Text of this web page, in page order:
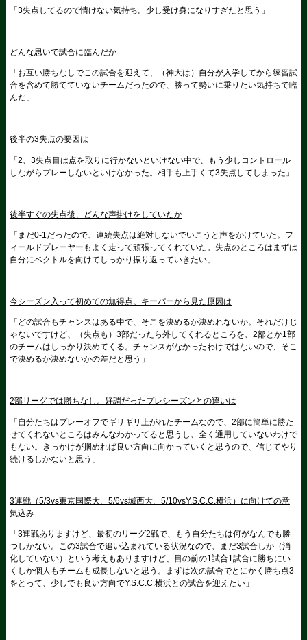
「3失点してるので情けない気持ち。少し受け身になりすぎたと思う」
どんな思いで試合に臨んだか
「お互い勝ちなしでこの試合を迎えて、（神大は）自分が入学してから練習試
合を含めて勝てていないチームだったので、勝って勢いに乗りたい気持ちで臨
んだ」
後半の3失点の要因は
「2、3失点目は点を取りに行かないといけない中で、もう少しコントロール
しながらプレーしないといけなかった。相手も上手くて3失点してしまった」
後半すぐの失点後、どんな声掛けをしていたか
「まだ0-1だったので、連続失点は絶対しないでいこうと声をかけていた。フ
ィールドプレーヤーもよく走って頑張ってくれていた。失点のところはまずは
自分にベクトルを向けてしっかり振り返っていきたい」
今シーズン入って初めての無得点。キーパーから見た原因は
「どの試合もチャンスはある中で、そこを決めるか決めれないか。それだけじ
ゃないですけど、（失点も）3部だったら外してくれるところを、2部とか1部
のチームはしっかり決めてくる。チャンスがなかったわけではないので、そこ
で決めるか決めないかの差だと思う」
2部リーグでは勝ちなし。好調だったプレシーズンとの違いは
「自分たちはプレーオフでギリギリ上がれたチームなので、2部に簡単に勝た
せてくれないところはみんなわかってると思うし、全く通用していないわけで
もない。きっかけが掴めれば良い方向に向かっていくと思うので、信じてやり
続けるしかないと思う」
3連戦（5/3vs東京国際大、5/6vs城西大、5/10vsY.S.C.C.横浜）に向けての意
気込み
「3連戦ありますけど、最初のリーグ2戦で、もう自分たちは何がなんでも勝
つしかない。この3試合で追い込まれている状況なので、まだ3試合しか（消
化していない）という考えもありますけど、目の前の1試合1試合に勝ちにい
くしか個人もチームも成長しないと思う。まずは次の試合でとにかく勝ち点3
をとって、少しでも良い方向でY.S.C.C.横浜との試合を迎えたい」